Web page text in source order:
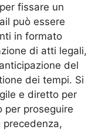
fissare un
può essere
in formato
di atti legali,
del
dei tempi. Si
e diretto per
per proseguire
precedenza,